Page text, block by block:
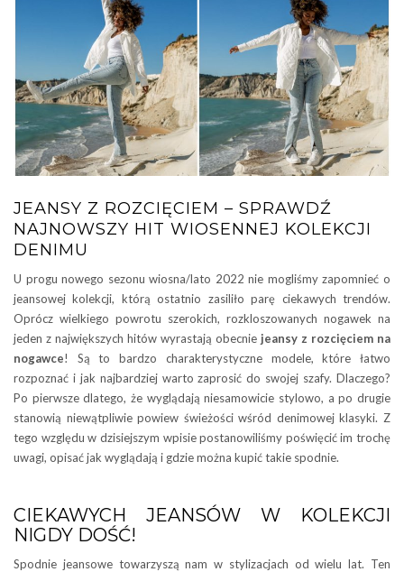
JEANSY Z ROZCIĘCIEM – SPRAWDŹ
NAJNOWSZY HIT WIOSENNEJ KOLEKCJI
DENIMU
U progu nowego sezonu wiosna/lato 2022 nie mogliśmy zapomnieć o
jeansowej kolekcji, którą ostatnio zasiliło parę ciekawych trendów.
Oprócz wielkiego powrotu szerokich, rozkloszowanych nogawek na
jeden z największych hitów wyrastają obecnie jeansy z rozcięciem na
nogawce! Są to bardzo charakterystyczne modele, które łatwo
rozpoznać i jak najbardziej warto zaprosić do swojej szafy. Dlaczego?
Po pierwsze dlatego, że wyglądają niesamowicie stylowo, a po drugie
stanowią niewątpliwie powiew świeżości wśród denimowej klasyki. Z
tego względu w dzisiejszym wpisie postanowiliśmy poświęcić im trochę
uwagi, opisać jak wyglądają i gdzie można kupić takie spodnie.
CIEKAWYCH JEANSÓW W KOLEKCJI
NIGDY DOŚĆ!
Spodnie jeansowe towarzyszą nam w stylizacjach od wielu lat. Ten